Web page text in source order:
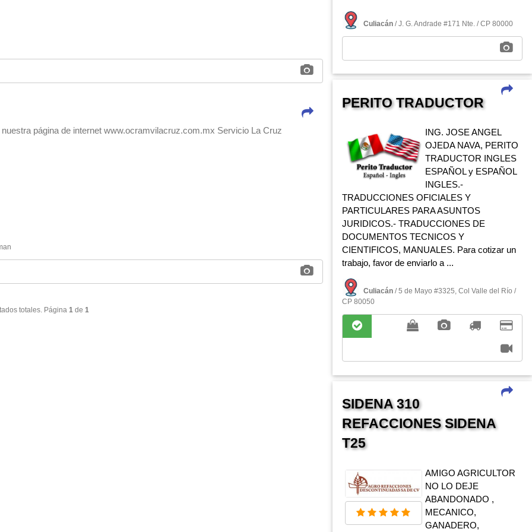
página de internet www.ocramvilacruz.com.mx Servicio La Cruz
totales. Página 1 de 1
Culiacán/ J. G. Andrade #171 Nte. / CP 80000
PERITO TRADUCTOR
ING. JOSE ANGEL
OJEDA NAVA, PERITO
TRADUCTOR INGLES
ESPAÑOL y ESPAÑOL
INGLES.-
TRADUCCIONES OFICIALES Y
PARTICULARES PARA ASUNTOS
JURIDICOS.- TRADUCCIONES DE
DOCUMENTOS TECNICOS Y
CIENTIFICOS, MANUALES. Para cotizar un
trabajo, favor de enviarlo a ...
Culiacán/ 5 de Mayo #3325, Col Valle del Rí­o /
CP 80050
SIDENA 310
REFACCIONES SIDENA
T25
AMIGO AGRICULTOR
NO LO DEJE
ABANDONADO ,
MECANICO,
GANADERO,